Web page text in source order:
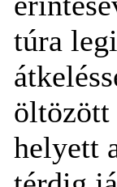
túra
öltözött
helyett